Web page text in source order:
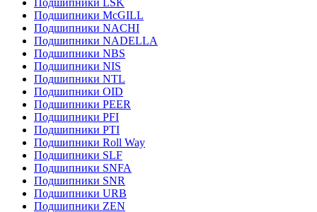
Подшипники LSK
Подшипники McGILL
Подшипники NACHI
Подшипники NADELLA
Подшипники NBS
Подшипники NIS
Подшипники NTL
Подшипники OID
Подшипники PEER
Подшипники PFI
Подшипники PTI
Подшипники Roll Way
Подшипники SLF
Подшипники SNFA
Подшипники SNR
Подшипники URB
Подшипники ZEN